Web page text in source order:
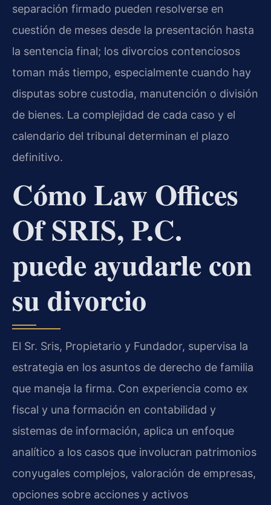
separación firmado pueden resolverse en
cuestión de meses desde la presentación hasta
la sentencia final; los divorcios contenciosos
toman más tiempo, especialmente cuando hay
disputas sobre custodia, manutención o división
de bienes. La complejidad de cada caso y el
calendario del tribunal determinan el plazo
definitivo.
Cómo Law Offices
Of SRIS, P.C.
puede ayudarle con
su divorcio
El Sr. Sris, Propietario y Fundador, supervisa la
estrategia en los asuntos de derecho de familia
que maneja la firma. Con experiencia como ex
fiscal y una formación en contabilidad y
sistemas de información, aplica un enfoque
analítico a los casos que involucran patrimonios
conyugales complejos, valoración de empresas,
opciones sobre acciones y activos